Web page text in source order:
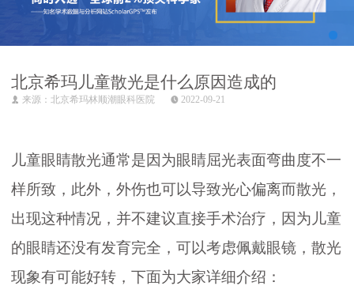
北京希玛儿童散光是什么原因造成的
来源：北京希玛林顺潮眼科医院 2022-09-21
儿童眼睛散光通常是因为眼睛屈光表面弯曲度不一
样所致，此外，外伤也可以导致光心偏离而散光，
出现这种情况，并不建议直接手术治疗，因为儿童
的眼睛还没有发育完全，可以考虑佩戴眼镜，散光
现象有可能好转，下面为大家详细介绍：